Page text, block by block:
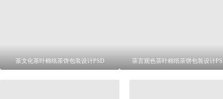
茶文化茶叶棉纸茶饼包装设计PSD 茶言观色茶叶棉纸茶饼包装设计